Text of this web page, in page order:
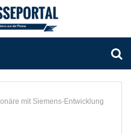
mit Siemens-Entwicklung